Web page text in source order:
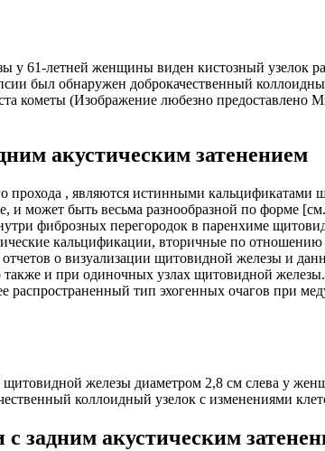
у 61-летней женщины виден кистозный узелок
был обнаружен доброкачественный
кометы (Изображение любезно
акустическим затенением
прохода , являются истинными
и может быть весьма разнообразной по форме
фиброзных перегородок в паренхиме
кальцификации, вторичные по
о визуализации щитовидной железы и
и при одиночных узлах щитовидной
распространенный тип эхогенных очагов при
щитовидной железы диаметром 2,8 см слева у
коллоидный узелок с изменениями
задним акустическим